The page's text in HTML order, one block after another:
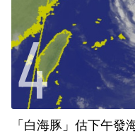
「白海豚」估下午